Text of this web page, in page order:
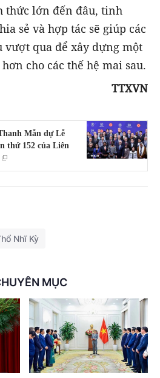
thức lớn đến đâu, tinh
sẻ và hợp tác sẽ giúp các
vượt qua để xây dựng một
cho các thế hệ mai sau.
TTXVN
Mẫn dự Lễ
thứ 152 của Liên
Nhĩ Kỳ
MỤC